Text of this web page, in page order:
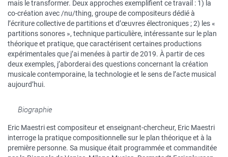
mais le transformer. Deux approches exemplifient ce travail : 1) la
co-création avec /nu/thing, groupe de compositeurs dédié à
l’écriture collective de partitions et d’œuvres électroniques ; 2) les «
partitions sonores », technique particulière, intéressante sur le plan
théorique et pratique, que caractérisent certaines productions
expérimentales que j’ai menées à partir de 2019. À partir de ces
deux exemples, j’aborderai des questions concernant la création
musicale contemporaine, la technologie et le sens de l’acte musical
aujourd’hui.
Biographie
Eric Maestri est compositeur et enseignant-chercheur, Eric Maestri
interroge la pratique compositionnelle sur le plan théorique et à la
première personne. Sa musique était programmée et commanditée